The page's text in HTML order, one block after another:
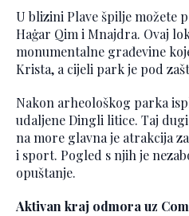
U blizini Plave špilje možete
Haġar Qim i Mnajdra. Ovaj
monumentalne građevine
Krista, a cijeli park je pod
Nakon arheološkog parka
udaljene Dingli litice. Taj
na more glavna je atrakcija
i sport. Pogled s njih je
opuštanje.
Aktivan kraj odmora uz